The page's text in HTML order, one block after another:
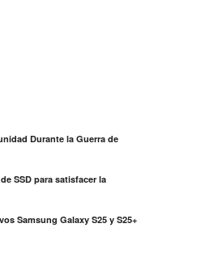
Durante la Guerra de
SSD para satisfacer la
Samsung Galaxy S25 y S25+